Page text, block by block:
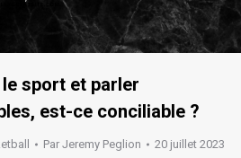
sport et parler
est-ce conciliable ?
Par Jeremy Peglion 20 juillet 2023